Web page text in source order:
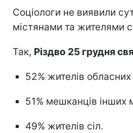
Соціологи не виявили
містянами та жителями
Так, Різдво 25 грудня
52% жителів обласних
51% мешканців інших
49% жителів сіл.